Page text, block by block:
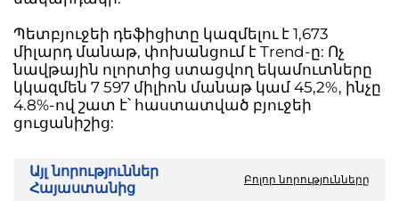
Պետբյուջեի դեֆիցիտը կազմելու է 1,673
միլարդ մանաթ, փոխանցում է Trend-ը: Ոչ
նավթային ոլորտից ստացվող եկամուտները
կկազմեն 7 597 միլիոն մանաթ կամ 45,2%, ինչը
4.8%-ով շատ է՝ հաստատված բյուջեի
ցուցանիշից:
Այլ նորություններ
Հայաստանից
Բոլոր նորությունները